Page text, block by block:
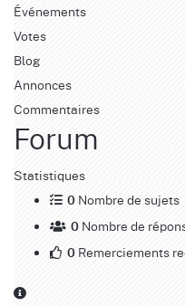
Événements
Votes
Blog
Annonces
Commentaires
Forum
Statistiques
0 Nombre de sujets
0 Nombre de
0 Remerciements